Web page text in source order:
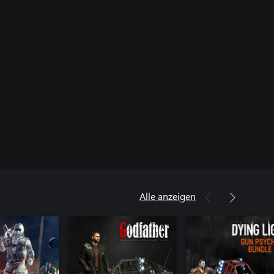
Alle anzeigen